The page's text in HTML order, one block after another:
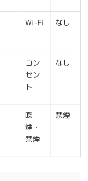
Wi-Fi なし
コン
セン
ト
なし
喫
煙・
禁煙
禁煙